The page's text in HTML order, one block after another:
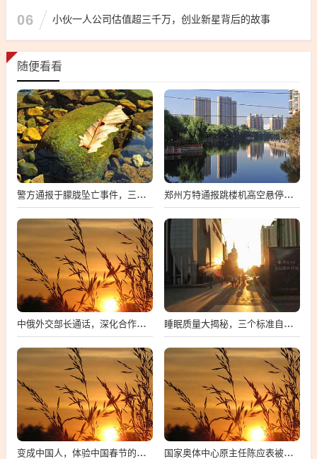
06 小伙一人公司估值超三千万，创业新星背后的故事
随便看看
警方通报于朦胧坠亡事件，三人造谣被查处 郑州方特通报跳楼机高空悬停事件，深度解析背后的真相与启示
中俄外交部长通话，深化合作与共同应对挑战的新篇章 睡眠质量大揭秘，三个标准自测法，你达标了吗？
变成中国人，体验中国春节的独特魅力 国家奥体中心原主任陈应表被查背后的故事